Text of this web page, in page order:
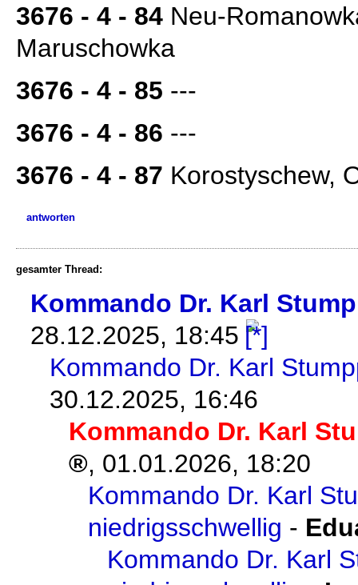
3676 - 4 - 84 Neu-
Maruschowka
3676 - 4 - 85 ---
3676 - 4 - 86 ---
3676 - 4 - 87 Korostyschew,
antworten
gesamter Thread:
Kommando Dr. Karl
28.12.2025, 18:45
Kommando Dr. Karl
30.12.2025, 16:46
Kommando Dr. Karl
, 01.01.2026, 18:20
Kommando Dr. Karl
niedrigsschwellig -
Kommando Dr. Karl